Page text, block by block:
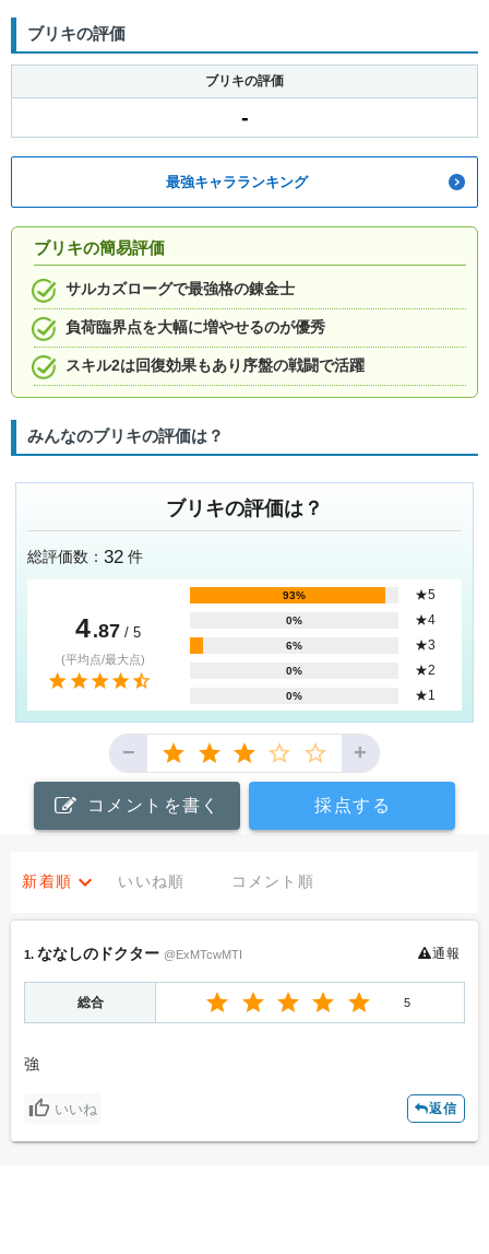
ブリキの評価
ブリキの評価
-
最強キャラランキング
ブリキの簡易評価
サルカズローグで最強格の錬金士
負荷臨界点を大幅に増やせるのが優秀
スキル2は回復効果もあり序盤の戦闘で活躍
みんなのブリキの評価は？
ブリキの評価は？
総評価数： 32 件
4.87 / 5
(平均点/最大点)
93% ★5
0% ★4
6% ★3
0% ★2
0% ★1
− +
コメントを書く 採点する
新着順 いいね順 コメント順
1. ななしのドクター @ExMTcwMTI 通報
総合 5
強
いいね 返信